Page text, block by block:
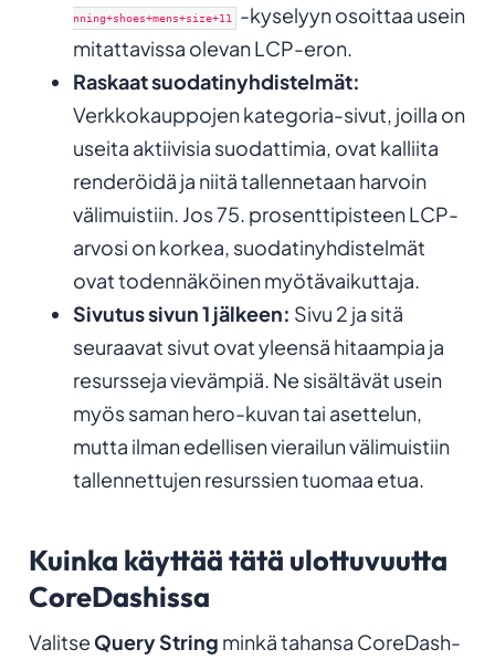
nning+shoes+mens+size+11 -kyselyyn osoittaa usein
mitattavissa olevan LCP-eron.
Raskaat suodatinyhdistelmät:
Verkkokauppojen kategoria-sivut, joilla on
useita aktiivisia suodattimia, ovat kalliita
renderöidä ja niitä tallennetaan harvoin
välimuistiin. Jos 75. prosenttipisteen LCP-
arvosi on korkea, suodatinyhdistelmät
ovat todennäköinen myötävaikuttaja.
Sivutus sivun 1 jälkeen: Sivu 2 ja sitä
seuraavat sivut ovat yleensä hitaampia ja
resursseja vievämpiä. Ne sisältävät usein
myös saman hero-kuvan tai asettelun,
mutta ilman edellisen vierailun välimuistiin
tallennettujen resurssien tuomaa etua.
Kuinka käyttää tätä ulottuvuutta
CoreDashissa
Valitse Query String minkä tahansa CoreDash-